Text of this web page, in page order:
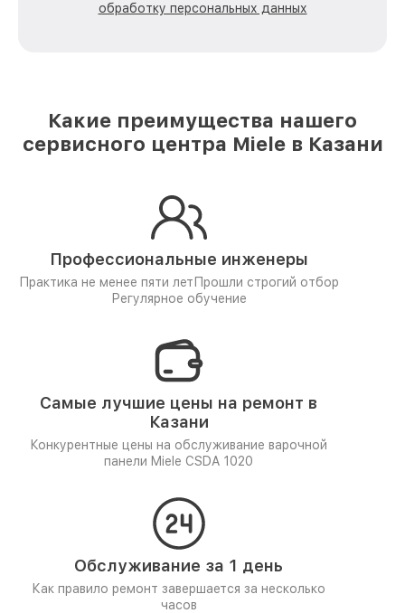
обработку персональных данных
Какие преимущества нашего
сервисного центра Miele в Казани
Профессиональные инженеры
Практика не менее пяти лет Прошли строгий отбор
Регулярное обучение
Самые лучшие цены на ремонт в
Казани
Конкурентные цены на обслуживание варочной
панели Miele CSDA 1020
Обслуживание за 1 день
Как правило ремонт завершается за несколько
часов